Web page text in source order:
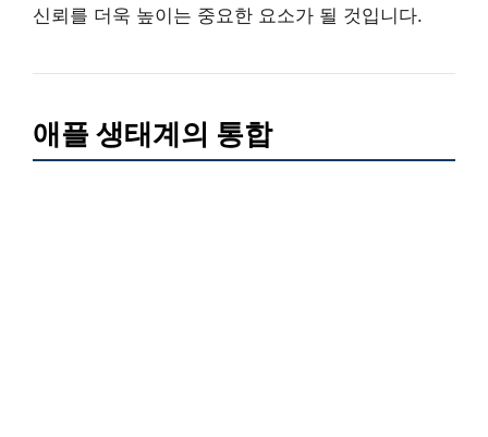
신뢰를 더욱 높이는 중요한 요소가 될 것입니다.
애플 생태계의 통합